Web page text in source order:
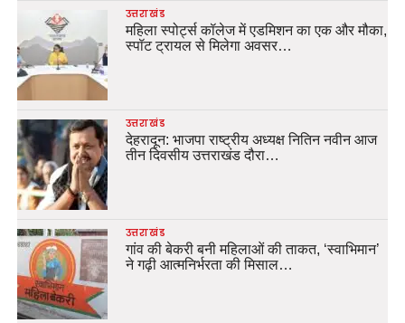
उत्तराखंड
महिला स्पोर्ट्स कॉलेज में एडमिशन का एक और मौका,
स्पॉट ट्रायल से मिलेगा अवसर…
उत्तराखंड
देहरादून: भाजपा राष्ट्रीय अध्यक्ष नितिन नवीन आज
तीन दिवसीय उत्तराखंड दौरा…
उत्तराखंड
गांव की बेकरी बनी महिलाओं की ताकत, ‘स्वाभिमान’
ने गढ़ी आत्मनिर्भरता की मिसाल…